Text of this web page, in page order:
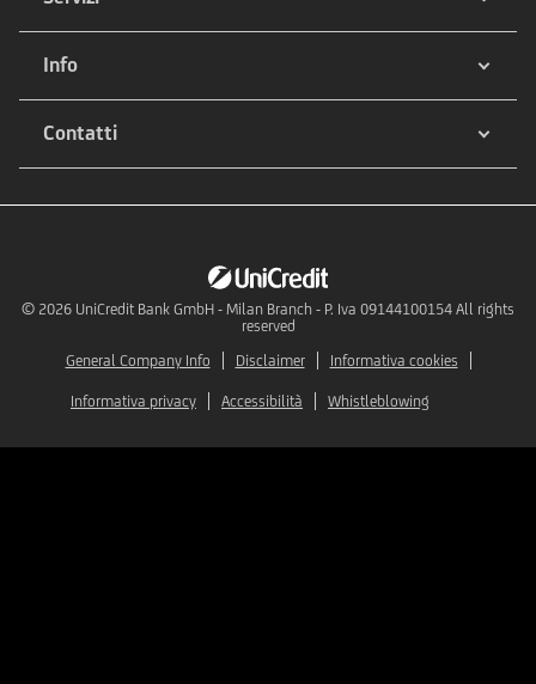
Info
Contatti
© 2026 UniCredit Bank GmbH - Milan Branch - P. Iva 09144100154 All rights
reserved
General Company Info
Disclaimer Informativa cookies
Informativa privacy Accessibilità Whistleblowing